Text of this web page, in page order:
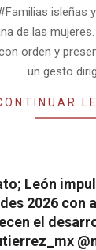
isleñas
de las
orden y
un gesto
León
2026 con
el